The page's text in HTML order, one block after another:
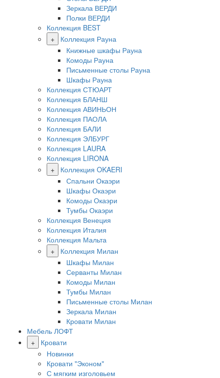
Зеркала ВЕРДИ
Полки ВЕРДИ
Коллекция BEST
+
Коллекция Рауна
Книжные шкафы Рауна
Комоды Рауна
Письменные столы Рауна
Шкафы Рауна
Коллекция СТЮАРТ
Коллекция БЛАНШ
Коллекция АВИНЬОН
Коллекция ПАОЛА
Коллекция БАЛИ
Коллекция ЭЛБУРГ
Коллекция LAURA
Коллекция LIRONA
+
Коллекция OKAERI
Спальни Окаэри
Шкафы Окаэри
Комоды Окаэри
Тумбы Окаэри
Коллекция Венеция
Коллекция Италия
Коллекция Мальта
+
Коллекция Милан
Шкафы Милан
Серванты Милан
Комоды Милан
Тумбы Милан
Письменные столы Милан
Зеркала Милан
Кровати Милан
Мебель ЛОФТ
+
Кровати
Новинки
Кровати "Эконом"
С мягким изголовьем